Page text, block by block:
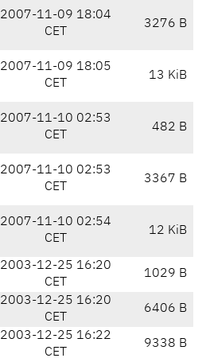
2007-11-09 18:04
CET
3276 B
2007-11-09 18:05
CET
13 KiB
2007-11-10 02:53
CET
482 B
2007-11-10 02:53
CET
3367 B
2007-11-10 02:54
CET
12 KiB
2003-12-25 16:20
CET
1029 B
2003-12-25 16:20
CET
6406 B
2003-12-25 16:22
CET
9338 B